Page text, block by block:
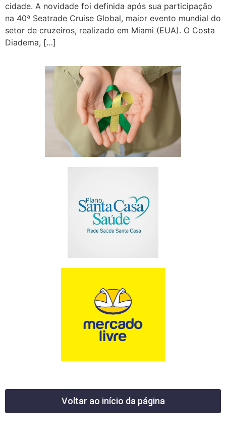
cidade. A novidade foi definida após sua participação
na 40ª Seatrade Cruise Global, maior evento mundial do
setor de cruzeiros, realizado em Miami (EUA). O Costa
Diadema, […]
Voltar ao início da página